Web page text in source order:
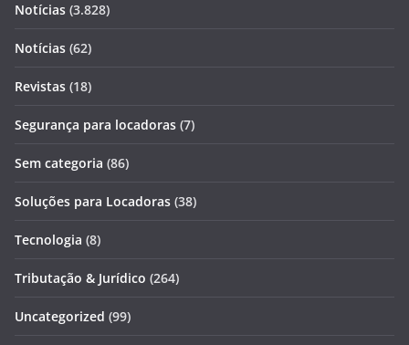
Notícias (3.828)
Notícias (62)
Revistas (18)
Segurança para locadoras (7)
Sem categoria (86)
Soluções para Locadoras (38)
Tecnologia (8)
Tributação & Jurídico (264)
Uncategorized (99)